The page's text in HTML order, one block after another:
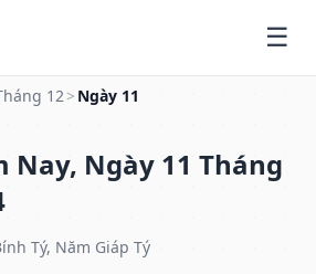
12> Ngày 11
Nay, Ngày 11 Tháng
Tý, Năm Giáp Tý